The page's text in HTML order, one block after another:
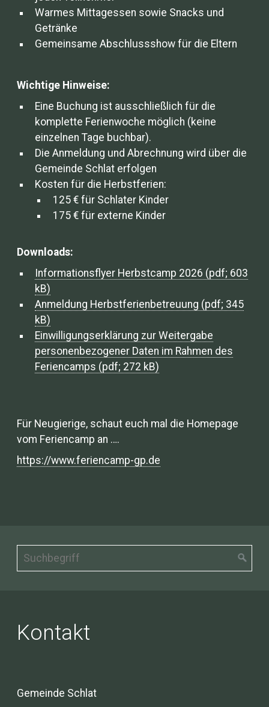
Warmes Mittagessen sowie Snacks und
Getränke
Gemeinsame Abschlussshow für die Eltern
Wichtige Hinweise:
Eine Buchung ist ausschließlich für die
komplette Ferienwoche möglich (keine
einzelnen Tage buchbar).
Die Anmeldung und Abrechnung wird über die
Gemeinde Schlat erfolgen
Kosten für die Herbstferien:
125 € für Schlater Kinder
175 € für externe Kinder
Downloads:
Informationsflyer Herbstcamp 2026 (pdf; 603
kB)
Anmeldung Herbstferienbetreuung (pdf; 345
kB)
Einwilligungserklärung zur Weitergabe
personenbezogener Daten im Rahmen des
Feriencamps (pdf; 272 kB)
Für Neugierige, schaut euch mal die Homepage
vom Feriencamp an ….
https://www.feriencamp-gp.de
Kontakt
Gemeinde Schlat